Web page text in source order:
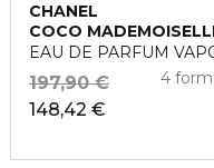
CHANEL
COCO
EAU DE PARFUM
148,42 €
197,90 € 4